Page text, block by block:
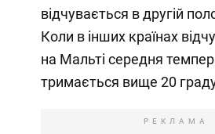
відчувається в другій
Коли в інших країнах
на Мальті середня
тримається вище 20
РЕКЛАМА